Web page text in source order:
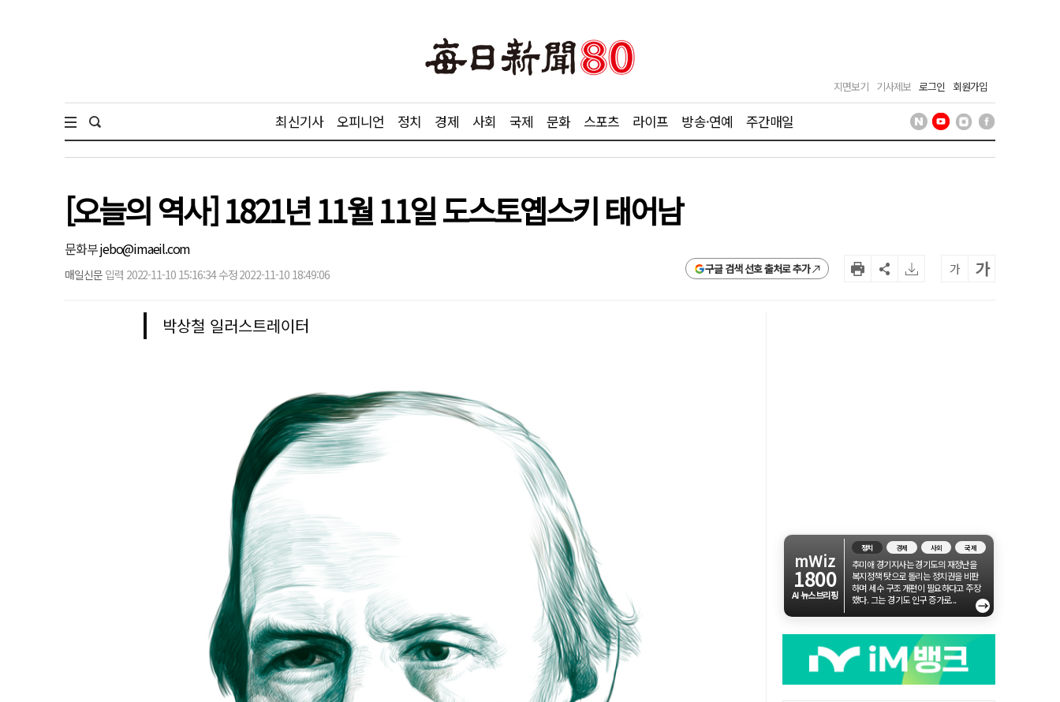
지면보기 기사제보 로그인 회원가입
최신기사 오피니언 정치 경제 사회 국제 문화 스포츠 라이프 방송·연예 주간매일
[오늘의 역사] 1821년 11월 11일 도스토옙스키 태어남
문화부jebo@imaeil.com
매일신문 입력 2022-11-10 15:16:34 수정 2022-11-10 18:49:06 구글 검색 선호 출처로 추가 가 가
박상철 일러스트레이터
mWiz
1800
AI 뉴스브리핑
정치 경제 사회 국제
추미애 경기지사는 경기도의 재정난을
복지정책 탓으로 돌리는 정치권을 비판
하며 세수 구조 개편이 필요하다고 주장
했다. 그는 경기도 인구 증가로...
→